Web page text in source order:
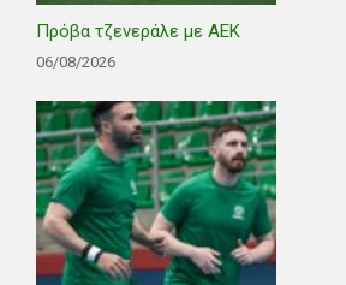
Πρόβα τζενεράλε με ΑΕΚ
06/08/2026